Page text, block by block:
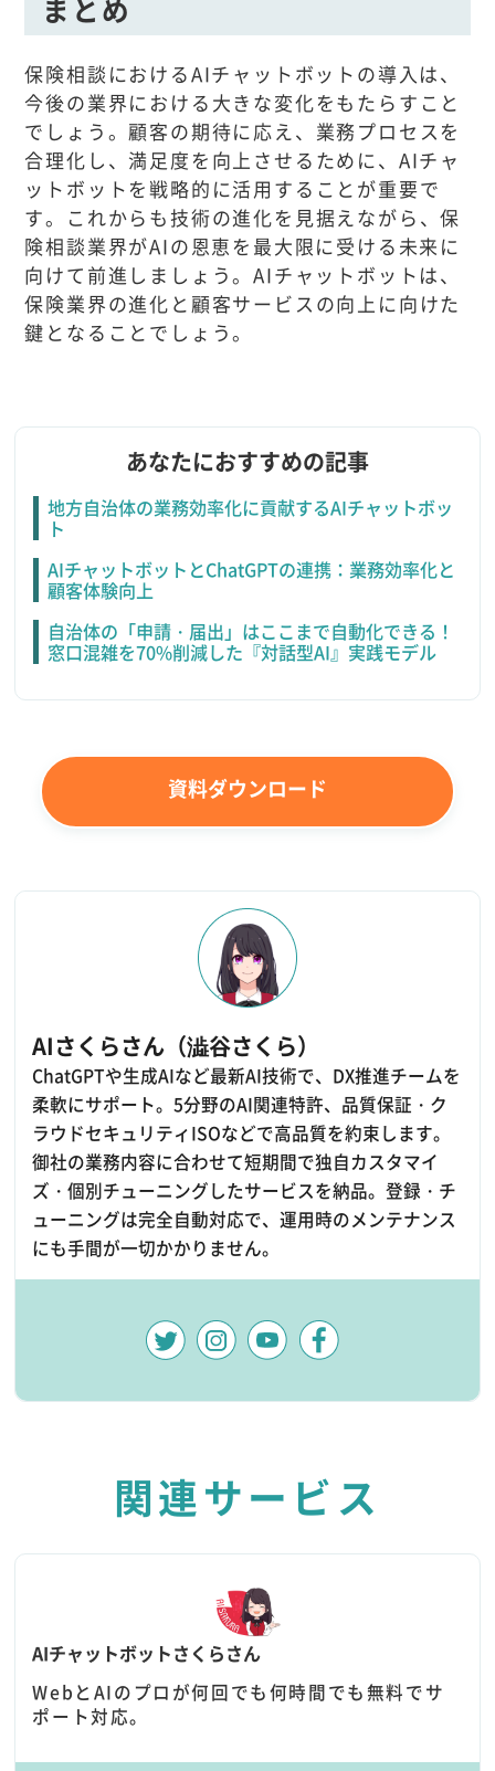
まとめ
保険相談におけるAIチャットボットの導入は、
今後の業界における大きな変化をもたらすこと
でしょう。顧客の期待に応え、業務プロセスを
合理化し、満足度を向上させるために、AIチャ
ットボットを戦略的に活用することが重要で
す。これからも技術の進化を見据えながら、保
険相談業界がAIの恩恵を最大限に受ける未来に
向けて前進しましょう。AIチャットボットは、
保険業界の進化と顧客サービスの向上に向けた
鍵となることでしょう。
あなたにおすすめの記事
地方自治体の業務効率化に貢献するAIチャットボッ
ト
AIチャットボットとChatGPTの連携：業務効率化と
顧客体験向上
自治体の「申請・届出」はここまで自動化できる！
窓口混雑を70%削減した『対話型AI』実践モデル
資料ダウンロード
AIさくらさん（澁谷さくら）
ChatGPTや生成AIなど最新AI技術で、DX推進チームを
柔軟にサポート。5分野のAI関連特許、品質保証・ク
ラウドセキュリティISOなどで高品質を約束します。
御社の業務内容に合わせて短期間で独自カスタマイ
ズ・個別チューニングしたサービスを納品。登録・チ
ューニングは完全自動対応で、運用時のメンテナンス
にも手間が一切かかりません。
関連サービス
AIチャットボットさくらさん
WebとAIのプロが何回でも何時間でも無料でサ
ポート対応。